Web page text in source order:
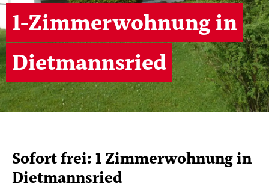
1-Zimmerwohnung in
Dietmannsried
Sofort frei: 1 Zimmerwohnung in
Dietmannsried